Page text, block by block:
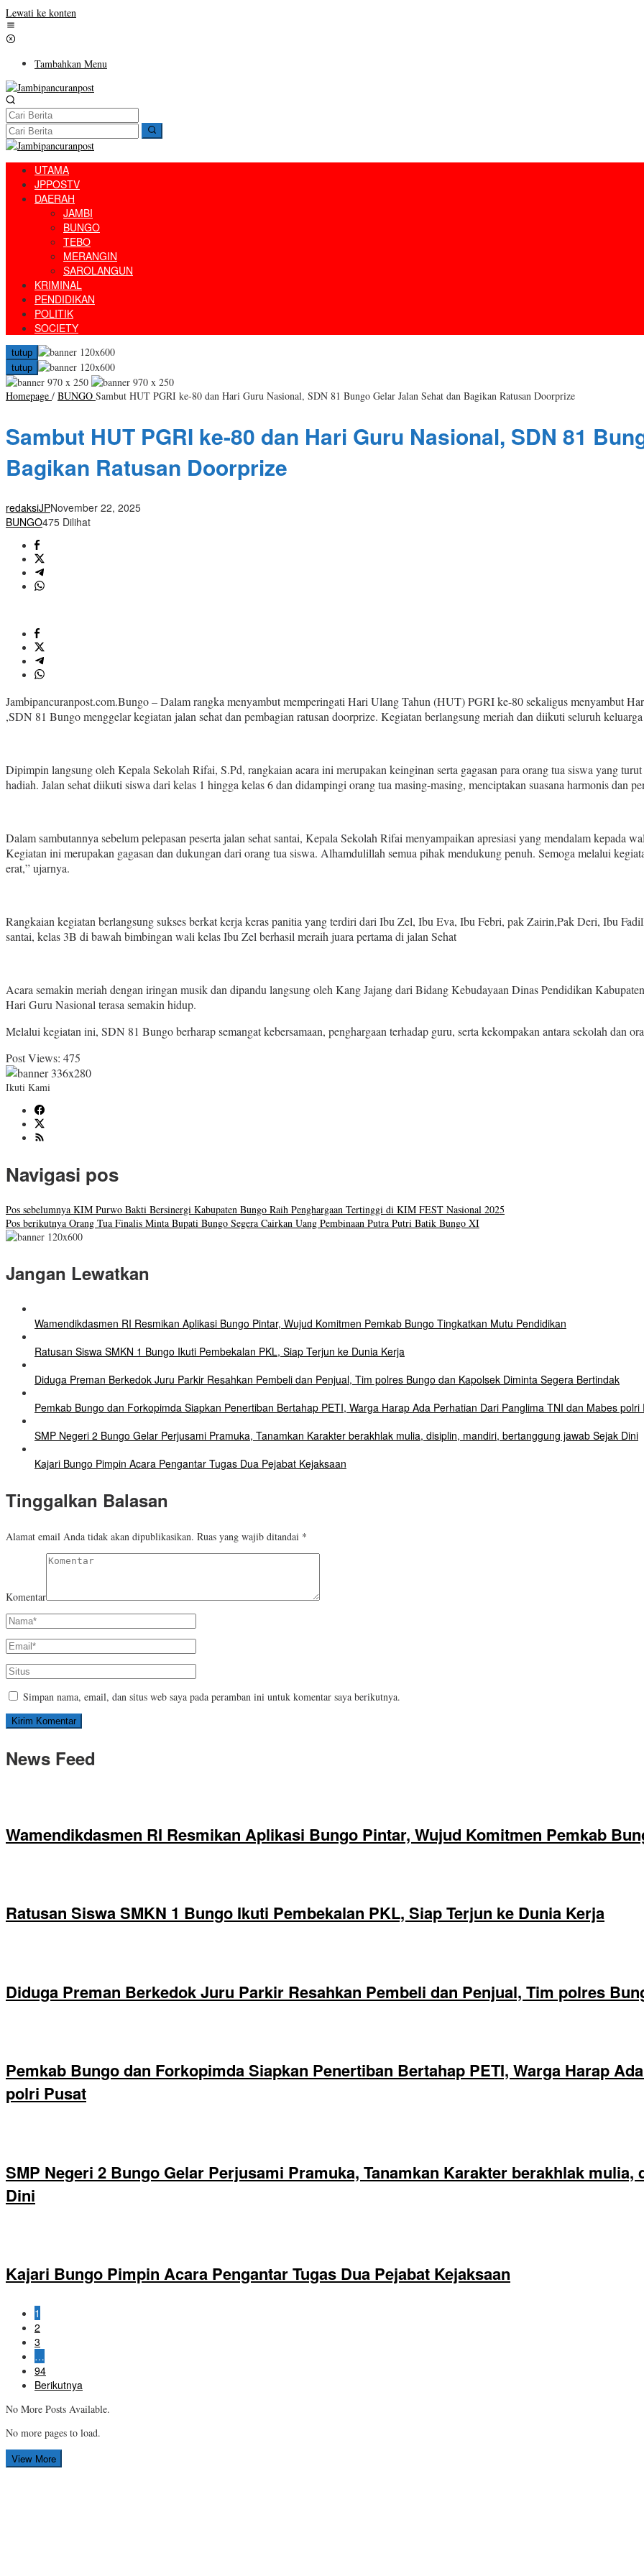
Lewati ke konten
Tambahkan Menu
UTAMA
JPPOSTV
DAERAH
JAMBI
BUNGO
TEBO
MERANGIN
SAROLANGUN
KRIMINAL
PENDIDIKAN
POLITIK
SOCIETY
tutup
tutup
Homepage / BUNGO Sambut HUT PGRI ke-80 dan Hari Guru Nasional, SDN 81 Bungo Gelar Jalan Sehat dan Bagikan Ratusan Doorprize
Sambut HUT PGRI ke-80 dan Hari Guru Nasional, SDN 81
Bagikan Ratusan Doorprize
redaksiJPNovember 22, 2025
BUNGO475 Dilihat
Jambipancuranpost.com.Bungo – Dalam rangka menyambut memperingati Hari Ulang Tahun (HUT) PGRI ke-80 sekaligus menyambut
,SDN 81 Bungo menggelar kegiatan jalan sehat dan pembagian ratusan doorprize. Kegiatan berlangsung meriah dan diikuti seluruh
Dipimpin langsung oleh Kepala Sekolah Rifai, S.Pd, rangkaian acara ini merupakan keinginan serta gagasan para orang tua siswa yang
hadiah. Jalan sehat diikuti siswa dari kelas 1 hingga kelas 6 dan didampingi orang tua masing-masing, menciptakan suasana harmonis dan
Dalam sambutannya sebelum pelepasan peserta jalan sehat santai, Kepala Sekolah Rifai menyampaikan apresiasi yang mendalam kepada
Kegiatan ini merupakan gagasan dan dukungan dari orang tua siswa. Alhamdulillah semua pihak mendukung penuh. Semoga melalui
erat,” ujarnya.
Rangkaian kegiatan berlangsung sukses berkat kerja keras panitia yang terdiri dari Ibu Zel, Ibu Eva, Ibu Febri, pak Zairin,Pak Deri, Ibu
santai, kelas 3B di bawah bimbingan wali kelas Ibu Zel berhasil meraih juara pertama di jalan Sehat
Acara semakin meriah dengan iringan musik dan dipandu langsung oleh Kang Jajang dari Bidang Kebudayaan Dinas Pendidikan
Hari Guru Nasional terasa semakin hidup.
Melalui kegiatan ini, SDN 81 Bungo berharap semangat kebersamaan, penghargaan terhadap guru, serta kekompakan antara sekolah dan
Post Views: 475
Ikuti Kami
Navigasi pos
Pos sebelumnya KIM Purwo Bakti Bersinergi Kabupaten Bungo Raih Penghargaan Tertinggi di KIM FEST Nasional 2025
Pos berikutnya Orang Tua Finalis Minta Bupati Bungo Segera Cairkan Uang Pembinaan Putra Putri Batik Bungo XI
Jangan Lewatkan
Wamendikdasmen RI Resmikan Aplikasi Bungo Pintar, Wujud Komitmen Pemkab Bungo Tingkatkan Mutu Pendidikan
Ratusan Siswa SMKN 1 Bungo Ikuti Pembekalan PKL, Siap Terjun ke Dunia Kerja
Diduga Preman Berkedok Juru Parkir Resahkan Pembeli dan Penjual, Tim polres Bungo dan Kapolsek Diminta Segera Bertindak
Pemkab Bungo dan Forkopimda Siapkan Penertiban Bertahap PETI, Warga Harap Ada Perhatian Dari Panglima TNI dan Mabes polri
SMP Negeri 2 Bungo Gelar Perjusami Pramuka, Tanamkan Karakter berakhlak mulia, disiplin, mandiri, bertanggung jawab Sejak Dini
Kajari Bungo Pimpin Acara Pengantar Tugas Dua Pejabat Kejaksaan
Tinggalkan Balasan
Alamat email Anda tidak akan dipublikasikan. Ruas yang wajib ditandai *
Komentar
Simpan nama, email, dan situs web saya pada peramban ini untuk komentar saya berikutnya.
News Feed
Wamendikdasmen RI Resmikan Aplikasi Bungo Pintar, Wujud Komitmen Pemkab
Ratusan Siswa SMKN 1 Bungo Ikuti Pembekalan PKL, Siap Terjun ke Dunia Kerja
Diduga Preman Berkedok Juru Parkir Resahkan Pembeli dan Penjual, Tim polres
Pemkab Bungo dan Forkopimda Siapkan Penertiban Bertahap PETI, Warga Harap
polri Pusat
SMP Negeri 2 Bungo Gelar Perjusami Pramuka, Tanamkan Karakter berakhlak
Dini
Kajari Bungo Pimpin Acara Pengantar Tugas Dua Pejabat Kejaksaan
1
2
3
…
94
Berikutnya
No More Posts Available.
No more pages to load.
View More